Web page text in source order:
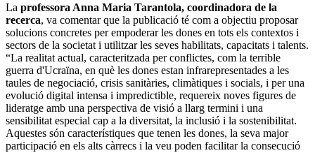
La professora Anna Maria Tarantola, coordinadora de la
recerca, va comentar que la publicació té com a objectiu proposar
solucions concretes per empoderar les dones en tots els contextos i
sectors de la societat i utilitzar les seves habilitats, capacitats i talents.
“La realitat actual, caracteritzada per conflictes, com la terrible
guerra d'Ucraïna, en què les dones estan infrarepresentades a les
taules de negociació, crisis sanitàries, climàtiques i socials, i per una
evolució digital intensa i impredictible, requereix noves figures de
lideratge amb una perspectiva de visió a llarg termini i una
sensibilitat especial cap a la diversitat, la inclusió i la sostenibilitat.
Aquestes són característiques que tenen les dones, la seva major
participació en els alts càrrecs i la veu poden facilitar la consecució